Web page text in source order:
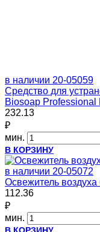
в наличии 20-05059
Средство для
Biosoap Professional
232.13
₽
мин.
В КОРЗИНУ
в наличии 20-05072
Освежитель
112.36
₽
мин.